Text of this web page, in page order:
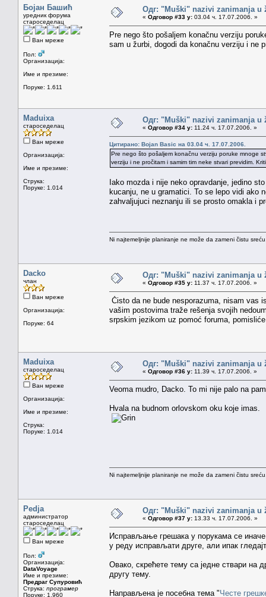
Бојан Башић
уредник форума
староседелац
Ван мреже
Пол:
Организација:
Име и презиме:
Поруке: 1.611
Одг: "Muški" nazivi zanimanja u
« Одговор #33 у: 03.04 ч. 17.07.2006. »
Pre nego što pošaljem konačnu verziju
sam u žurbi, dogodi da konačnu verziju i ne
Maduixa
староседелац
Ван мреже
Организација:
Име и презиме:
Струка:
Поруке: 1.014
Одг: "Muški" nazivi zanimanja u
« Одговор #34 у: 11.24 ч. 17.07.2006. »
Цитирано: Bojan Basic на 03.04 ч. 17.07.2006.
Pre nego što pošaljem konačnu verziju poruke mnoge
verziju i ne pročitam i samim tim neke stvari previdim.
Iako mozda i nije neko opravdanje, jedino
kucanju, ne u gramatici. To se lepo vidi ako
zahvaljujuci neznanju ili se prosto omakla i
Ni najtemeljnije planiranje ne može da zameni čistu
Dacko
члан
Ван мреже
Организација:
Поруке: 64
Одг: "Muški" nazivi zanimanja u
« Одговор #35 у: 11.37 ч. 17.07.2006. »
Čisto da ne bude nesporazuma, nisam vas
vašim postovima traže rešenja svojih
srpskim jezikom uz pomoć foruma,
Maduixa
староседелац
Ван мреже
Организација:
Име и презиме:
Струка:
Поруке: 1.014
Одг: "Muški" nazivi zanimanja u
« Одговор #36 у: 11.39 ч. 17.07.2006. »
Veoma mudro, Dacko. To mi nije palo na
Hvala na budnom orlovskom oku koje imas.
Ni najtemeljnije planiranje ne može da zameni čistu
Pedja
администратор
староседелац
Ван мреже
Пол:
Организација:
DataVoyage
Име и презиме:
Предраг Супуровић
Струка: програмер
Поруке: 1.960
Одг: "Muški" nazivi zanimanja u
« Одговор #37 у: 13.33 ч. 17.07.2006. »
Исправљање грешака у порукама се
у реду исправљати друге, али ипак
Овако, скрећете тему са једне ствари на
другу тему.
Направљена је посебна тема "Честе